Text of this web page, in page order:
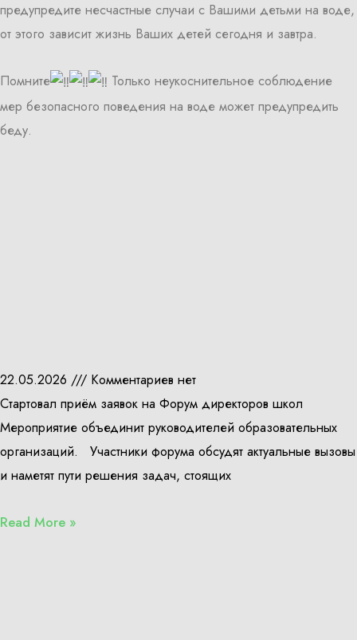
предупредите несчастные случаи с Вашими детьми на воде,
от этого зависит жизнь Ваших детей сегодня и завтра.
Помните
Только неукоснительное соблюдение
мер безопасного поведения на воде может предупредить
беду.
22.05.2026
Комментариев нет
Стартовал приём заявок на Форум директоров школ
Мероприятие объединит руководителей образовательных
организаций. Участники форума обсудят актуальные вызовы
и наметят пути решения задач, стоящих
Read More »